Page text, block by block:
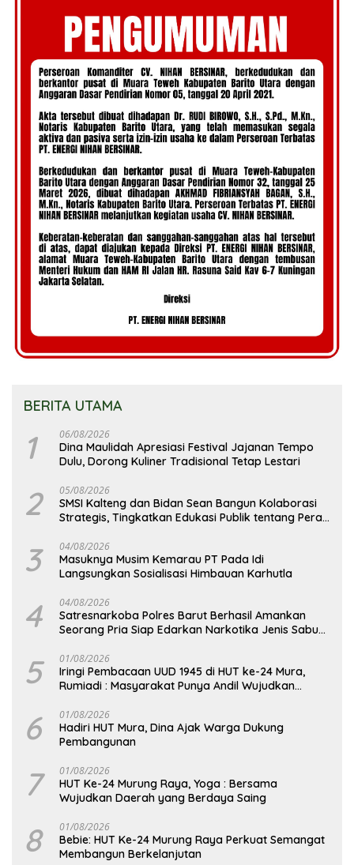
BERITA UTAMA
1 06/08/2026
Dina Maulidah Apresiasi Festival Jajanan Tempo
Dulu, Dorong Kuliner Tradisional Tetap Lestari
2 05/08/2026
SMSI Kalteng dan Bidan Sean Bangun Kolaborasi
Strategis, Tingkatkan Edukasi Publik tentang Peran
3 04/08/2026
Masuknya Musim Kemarau PT Pada Idi
Langsungkan Sosialisasi Himbauan Karhutla
4 04/08/2026
Satresnarkoba Polres Barut Berhasil Amankan
Seorang Pria Siap Edarkan Narkotika Jenis Sabu
5 01/08/2026
Iringi Pembacaan UUD 1945 di HUT ke-24 Mura,
Rumiadi : Masyarakat Punya Andil Wujudkan
6 01/08/2026
Hadiri HUT Mura, Dina Ajak Warga Dukung
Pembangunan
7 01/08/2026
HUT Ke-24 Murung Raya, Yoga : Bersama
Wujudkan Daerah yang Berdaya Saing
8 01/08/2026
Bebie: HUT Ke-24 Murung Raya Perkuat Semangat
Membangun Berkelanjutan